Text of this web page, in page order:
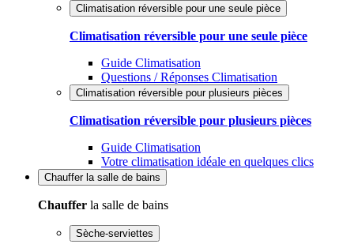
Climatisation réversible pour une seule pièce
Climatisation réversible pour une seule pièce
Guide Climatisation
Questions / Réponses Climatisation
Climatisation réversible pour plusieurs pièces
Climatisation réversible pour plusieurs pièces
Guide Climatisation
Votre climatisation idéale en quelques clics
Chauffer la salle de bains
Chauffer la salle de bains
Sèche-serviettes